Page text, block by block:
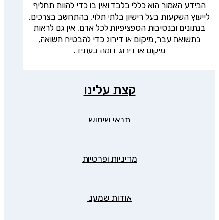
המידע האמור הוא כללי בלבד ואין בו כדי להוות תחליף
לייעוץ השקעות בעל רישיון בלתי תלוי, בהתחשב בצרכים,
בנתונים ובנסיבות הספציפיות לכל אדם. אין גם לראות
בתשואת עבר, מיקום או דירוג כדי להבטיח תשואה,
מיקום או דירוג דומה בעתיד.
קצת עלינו
תנאי שימוש
מדיניות ופרטיות
אודות שמענו